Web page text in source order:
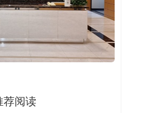
荐阅读